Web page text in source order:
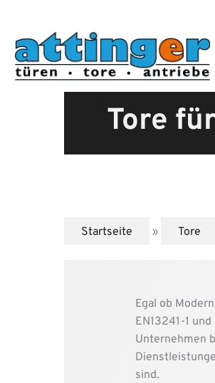
Inhalt
springen
Tore
Startseite » Tore
Egal ob
EN13241-1
Unternehmen
sind.